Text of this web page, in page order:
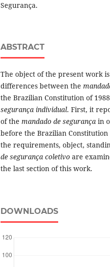
Segurança.
ABSTRACT
The object of the present work
differences between the
the Brazilian Constitution of
segurança individual. First, it
of the mandado de segurança in
before the Brazilian
the requirements, object,
de segurança coletivo are
the last section of this work.
DOWNLOADS